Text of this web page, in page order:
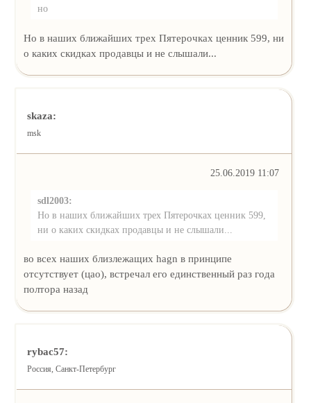
но
Но в наших ближайших трех Пятерочках ценник 599, ни
о каких скидках продавцы и не слышали...
skaza:
msk
25.06.2019 11:07
sdl2003:
Но в наших ближайших трех Пятерочках ценник 599,
ни о каких скидках продавцы и не слышали...
во всех наших близлежащих hagn в принципе
отсутствует (цао), встречал его единственный раз года
полтора назад
rybac57:
Россия, Санкт-Петербург